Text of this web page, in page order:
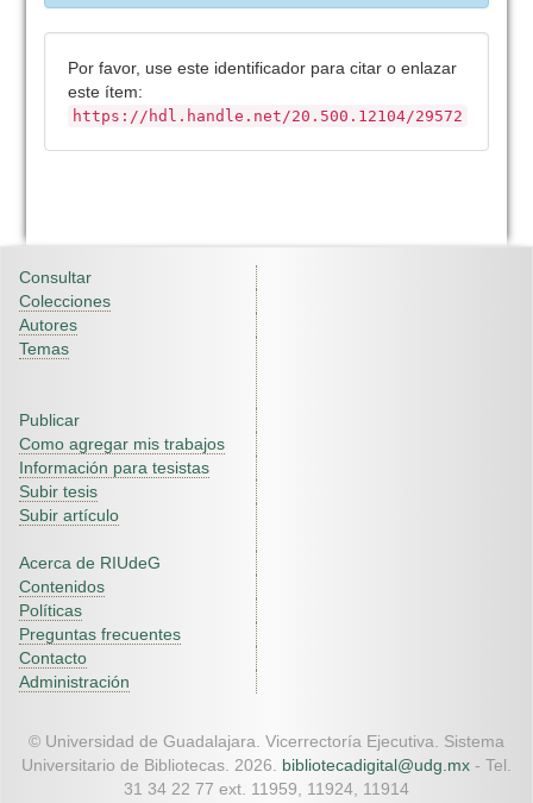
Por favor, use este identificador para citar o enlazar
este ítem:
https://hdl.handle.net/20.500.12104/29572
Consultar
Colecciones
Autores
Temas
Publicar
Como agregar mis trabajos
Información para tesistas
Subir tesis
Subir artículo
Acerca de RIUdeG
Contenidos
Políticas
Preguntas frecuentes
Contacto
Administración
© Universidad de Guadalajara. Vicerrectoría Ejecutiva. Sistema
Universitario de Bibliotecas. 2026. bibliotecadigital@udg.mx - Tel.
31 34 22 77 ext. 11959, 11924, 11914